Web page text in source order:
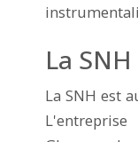
La
La SNH est